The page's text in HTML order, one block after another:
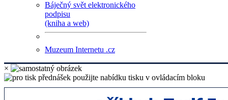
Báječný svět elektronického
podpisu
(kniha a web)
Muzeum Internetu .cz
×